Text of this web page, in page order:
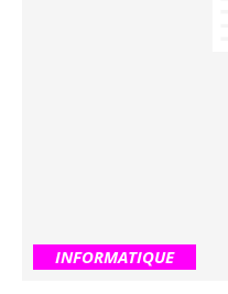
INFORMATIQUE